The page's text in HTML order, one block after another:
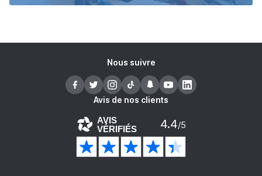
Nous suivre
Avis de nos clients
AVIS
VÉRIFIÉS 4.4/5